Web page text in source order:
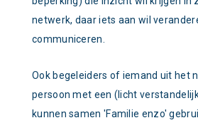
netwerk, daar iets aan wil
communiceren.
Ook begeleiders of iemand uit het
persoon met een (licht
kunnen samen 'Familie enzo'